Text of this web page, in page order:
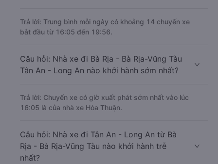
Trả lời: Trung bình mỗi ngày có khoảng 14 chuyến xe
bắt đầu từ 16:05 đến 19:56.
Câu hỏi: Nhà xe đi Bà Rịa - Bà Rịa-Vũng Tàu
Tân An - Long An nào khởi hành sớm nhất?
Trả lời: Chuyến xe có giờ xuất phát sớm nhất vào lúc
16:05 là của nhà xe Hòa Thuận.
Câu hỏi: Nhà xe đi Tân An - Long An từ Bà
Rịa - Bà Rịa-Vũng Tàu nào khởi hành trễ
nhất?